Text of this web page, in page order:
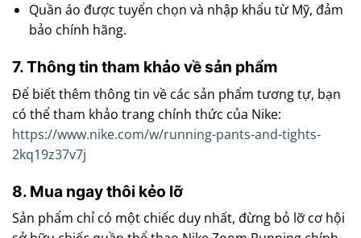
Quần áo được tuyển chọn và nhập khẩu từ Mỹ, đảm
bảo chính hãng.
7. Thông tin tham khảo về sản phẩm
Để biết thêm thông tin về các sản phẩm tương tự, bạn
có thể tham khảo trang chính thức của Nike:
https://www.nike.com/w/running-pants-and-tights-
2kq19z37v7j
8. Mua ngay thôi kẻo lỡ
Sản phẩm chỉ có một chiếc duy nhất, đừng bỏ lỡ cơ hội